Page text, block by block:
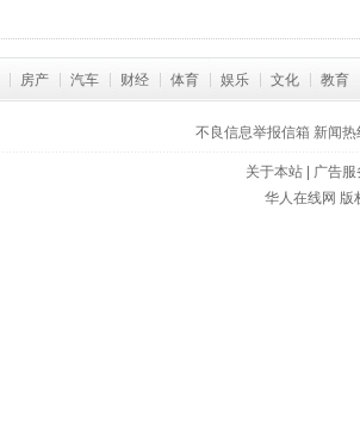
房产 汽车 财经 体育 娱乐 文化 教育
不良信息举报信箱 新闻
关于本站
广告服
华人在线网 版